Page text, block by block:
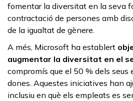
fomentar la diversitat en la seva
contractació de persones amb
de la igualtat de gènere.
A més, Microsoft ha establert
augmentar la diversitat en el
compromís que el 50 % dels seus
dones. Aquestes iniciatives han
inclusiu en què els empleats es